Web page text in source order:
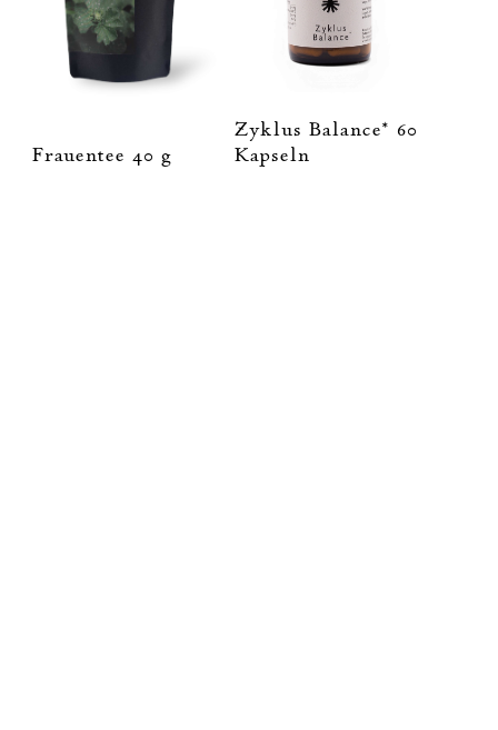
Frauentee 40 g
Zyklus Balance* 60
Kapseln